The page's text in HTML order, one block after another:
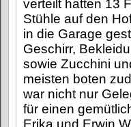
verteilt hatten 13
Stühle auf den
in die Garage
Geschirr,
sowie Zucchini
meisten boten
war nicht nur
für einen
Erika und Erwin